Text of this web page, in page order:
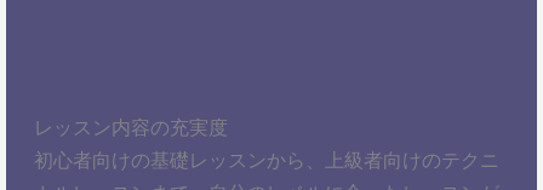
レッスン内容の充実度
初心者向けの基礎レッスンから、上級者向けのテクニ